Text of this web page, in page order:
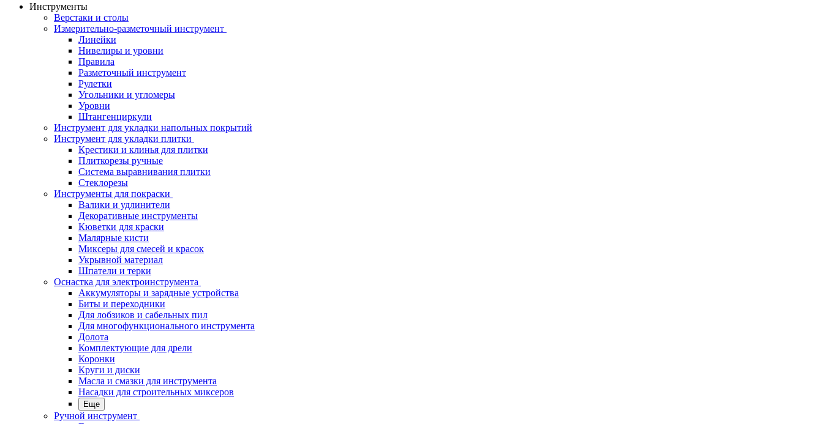
Инструменты
Верстаки и столы
Измерительно-разметочный инструмент
Линейки
Нивелиры и уровни
Правила
Разметочный инструмент
Рулетки
Угольники и угломеры
Уровни
Штангенциркули
Инструмент для укладки напольных покрытий
Инструмент для укладки плитки
Крестики и клинья для плитки
Плиткорезы ручные
Система выравнивания плитки
Стеклорезы
Инструменты для покраски
Валики и удлинители
Декоративные инструменты
Кюветки для краски
Малярные кисти
Миксеры для смесей и красок
Укрывной материал
Шпатели и терки
Оснастка для электроинструмента
Аккумуляторы и зарядные устройства
Биты и переходники
Для лобзиков и сабельных пил
Для многофункционального инструмента
Долота
Комплектующие для дрели
Коронки
Круги и диски
Масла и смазки для инструмента
Насадки для строительных миксеров
Еще
Ручной инструмент